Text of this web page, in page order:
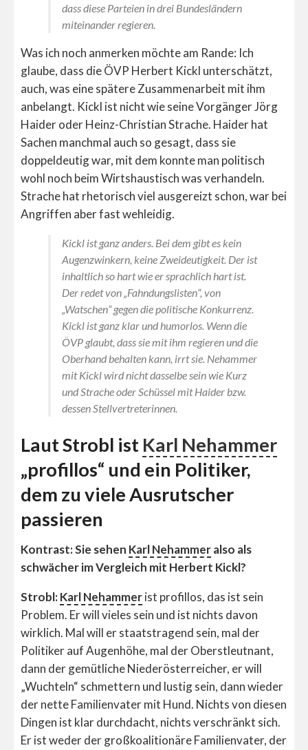
dass diese Parteien in drei Bundesländern
miteinander regieren.
Was ich noch anmerken möchte am Rande: Ich
glaube, dass die ÖVP Herbert Kickl unterschätzt,
auch, was eine spätere Zusammenarbeit mit ihm
anbelangt. Kickl ist nicht wie seine Vorgänger Jörg
Haider oder Heinz-Christian Strache. Haider hat
Sachen manchmal auch so gesagt, dass sie
doppeldeutig war, mit dem konnte man politisch
wohl noch beim Wirtshaustisch was verhandeln.
Strache hat rhetorisch viel ausgereizt schon, war bei
Angriffen aber fast wehleidig.
Kickl ist ganz anders. Bei dem gibt es kein
Augenzwinkern, keine Zweideutigkeit. Der ist
inhaltlich so hart wie er sprachlich hart ist.
Der redet von „Fahndungslisten“, von
„Watschen“ gegen die politische Konkurrenz.
Kickl ist ganz klar und humorlos. Wenn die
ÖVP glaubt, dass sie mit ihm regieren und die
Oberhand behalten kann, irrt sie. Nehammer
mit Kickl wird nicht dasselbe sein wie Kurz
und Strache oder Schüssel mit Haider bzw.
dessen Stellvertreterinnen.
Laut Strobl ist Karl Nehammer
„profillos“ und ein Politiker,
dem zu viele Ausrutscher
passieren
Kontrast: Sie sehen Karl Nehammeralso als
schwächer im Vergleich mit Herbert Kickl?
Strobl:Karl Nehammerist profillos, das ist sein
Problem. Er will vieles sein und ist nichts davon
wirklich. Mal will er staatstragend sein, mal der
Politiker auf Augenhöhe, mal der Oberstleutnant,
dann der gemütliche Niederösterreicher, er will
„Wuchteln“ schmettern und lustig sein, dann wieder
der nette Familienvater mit Hund. Nichts von diesen
Dingen ist klar durchdacht, nichts verschränkt sich.
Er ist weder der großkoalitionäre Familienvater, der